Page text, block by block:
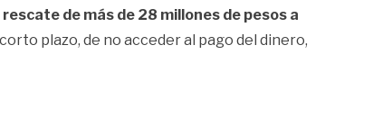
de más de 28 millones de pesos a
plazo, de no acceder al pago del dinero,